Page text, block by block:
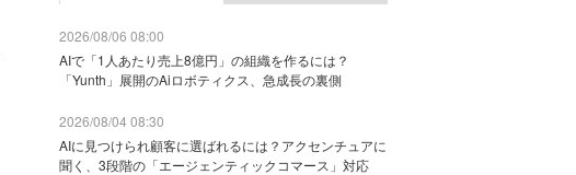
2026/08/06 08:00
AIで「1人あたり売上8億円」の組織を作るには？
「Yunth」展開のAiロボティクス、急成長の裏側
2026/08/04 08:30
AIに見つけられ顧客に選ばれるには？アクセンチュアに
聞く、3段階の「エージェンティックコマース」対応